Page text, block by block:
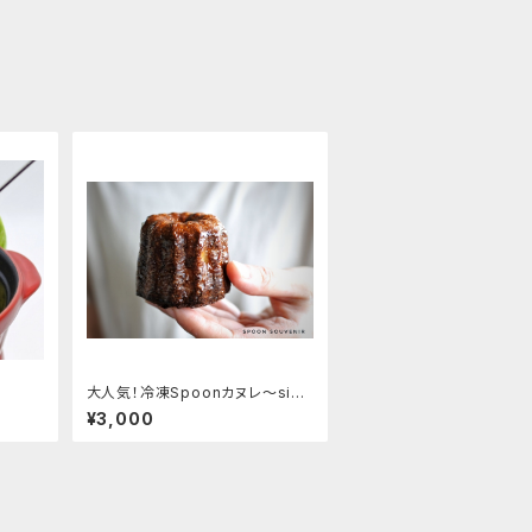
大人気！冷凍Spoonカヌレ〜sinc
e 2012〜 (6個セット)
¥3,000